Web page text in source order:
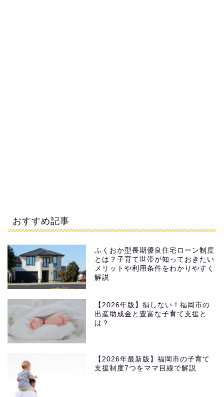
おすすめ記事
ふくおか型長期優良住宅ローン制度
とは？子育て世帯が知っておきたい
メリットや利用条件をわかりやすく
解説
【2026年版】損しない！福岡市の
出産助成金と豊富な子育て支援と
は？
【2026年最新版】福岡市の子育て
支援制度7つをママ目線で解説